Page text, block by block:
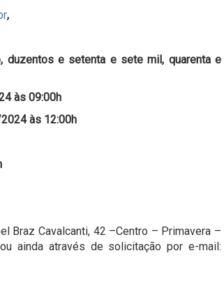
,
duzentos e setenta e sete mil, quarenta e
às 09:00h
às 12:00h
Braz Cavalcanti, 42 –Centro – Primavera –
ainda através de solicitação por e-mail: